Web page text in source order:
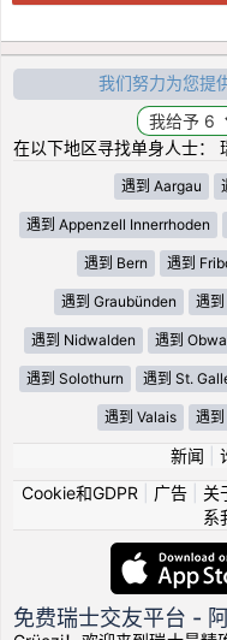
我们努力为您提
在以下地区寻找单身人士：
遇到 Aargau
遇到 Appenzell Innerrhoden
遇到 Bern 遇到
遇到 Graubünden 遇
遇到 Nidwalden 遇到
遇到 Solothurn 遇到 St.
遇到 Valais 遇
新闻
Cookie和GDPR
广告| 关
系
免费瑞士交友平台 -